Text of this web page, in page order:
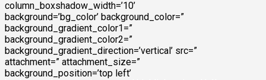
column_boxshadow_width=’10’
background=’bg_color’ background_color=”
background_gradient_color1=”
background_gradient_color2=”
background_gradient_direction=’vertical’ src=”
attachment=” attachment_size=”
background_position=’top left’